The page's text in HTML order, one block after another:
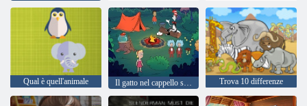
Qual è quell'animale Il gatto nel cappello sa molto su quella! tempo di camp Trova 10 differenze